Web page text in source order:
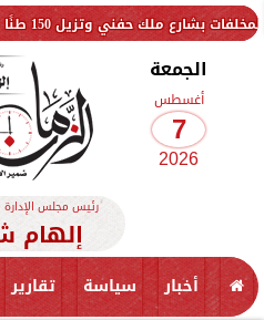
طنًا من المخلفات
الجمعة
أغسطس
7
2026
رئيس مجلس الإدارة
إلهام
أخبار سياسة تقارير